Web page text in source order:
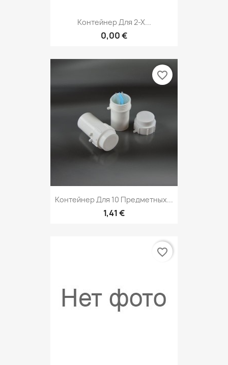
Контейнер Для 2-Х...
0,00 €
Контейнер Для 10 Предметных...
1,41 €
favorite_border
favorite_border